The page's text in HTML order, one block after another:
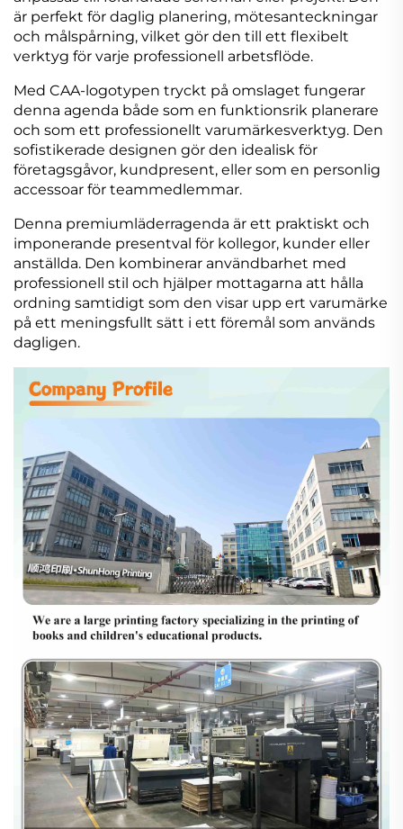
är perfekt för daglig planering, mötesanteckningar
och målspårning, vilket gör den till ett flexibelt
verktyg för varje professionell arbetsflöde.
Med CAA-logotypen tryckt på omslaget fungerar
denna agenda både som en funktionsrik planerare
och som ett professionellt varumärkesverktyg. Den
sofistikerade designen gör den idealisk för
företagsgåvor, kundpresent, eller som en personlig
accessoar för teammedlemmar.
Denna premiumläderragenda är ett praktiskt och
imponerande presentval för kollegor, kunder eller
anställda. Den kombinerar användbarhet med
professionell stil och hjälper mottagarna att hålla
ordning samtidigt som den visar upp ert varumärke
på ett meningsfullt sätt i ett föremål som används
dagligen.